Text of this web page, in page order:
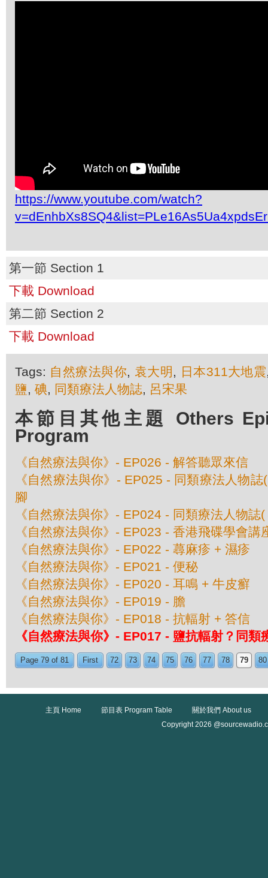
https://www.youtube.com/watch?
第一節 Section 1
下載 Download
第二節 Section 2
下載 Download
Tags: 自然療法與你, 袁大明 , 日本311大地震
鹽, 碘, 同類療法人物誌, 呂宋果
本節目其他主題 Others
Program
《自然療法與你》- EP026 - 解答聽眾來信
《自然療法與你》- EP025 - 同類療法人物
腳
《自然療法與你》- EP024 - 同類療法人物誌
《自然療法與你》- EP023 - 香港飛碟學會講
《自然療法與你》- EP022 - 蕁麻疹 + 濕疹
《自然療法與你》- EP021 - 便秘
《自然療法與你》- EP020 - 耳鳴 + 牛皮癬
《自然療法與你》- EP019 - 膽
《自然療法與你》- EP018 - 抗輻射 + 答信
《自然療法與你》- EP017 - 鹽抗輻射？同類
Page 79 of 81 First 72 73 74 75 76 77 78 79 80
主頁 Home 節目表 Program Table
關於我們 About us
Copyright 2026